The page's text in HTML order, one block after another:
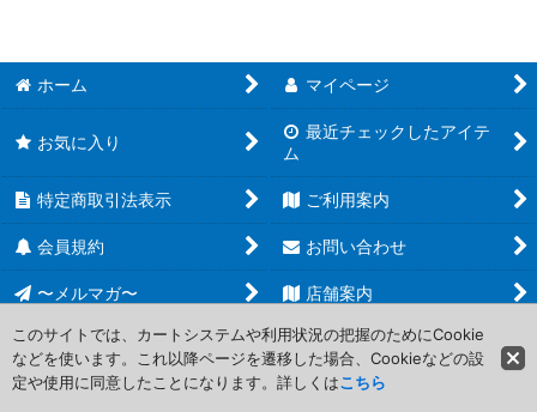
【SD41】ストラクチャーデッキ－サイバー流の後継者－
【SD40】ストラクチャーデッキ－凍獄の氷結界－
【SR11】ストラクチャーデッキR－ドラグニティ・ドライブ－
【SR06】闇黒の呪縛
【SR05】神光の波動
【SR04】恐獣の鼓動
ホーム マイページ
お気に入り
最近チェックしたアイテ
ム
特定商取引法表示 ご利用案内
会員規約 お問い合わせ
〜メルマガ〜 店舗案内
Copyright (C) 2006-2017 PROJECT CORE Corporation. All Rights
Reserved.
このサイトでは、カートシステムや利用状況の把握のためにCookie
などを使います。これ以降ページを遷移した場合、Cookieなどの設
定や使用に同意したことになります。詳しくはこちら